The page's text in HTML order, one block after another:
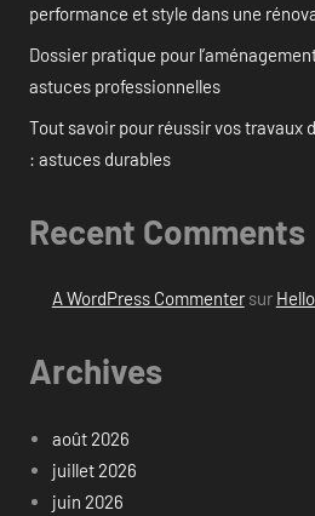
performance et style dans une
Dossier pratique pour
astuces professionnelles
Tout savoir pour réussir vos travaux
: astuces durables
Recent Comments
A WordPress Commentersur
Archives
août 2026
juillet 2026
juin 2026